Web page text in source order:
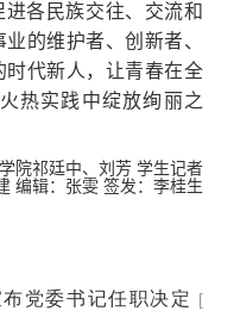
各民族交往、交流和
的维护者、创新者、
代新人，让青春在全
热实践中绽放绚丽之
院祁廷中、刘芳 学生记者
编辑：张雯 签发：李桂生
党委书记任职决定 [